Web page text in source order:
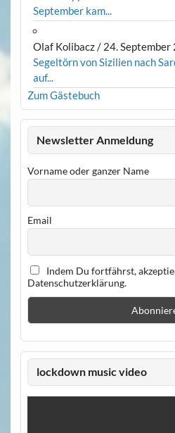
September kam...
Olaf Kolibacz/ 24. September
Segeltörn von Sizilien nach
auf...
Zum Gästebuch
Newsletter Anmeldung
Vorname oder ganzer Name
Email
Indem Du fortfährst,
Datenschutzerklärung.
lockdown music video